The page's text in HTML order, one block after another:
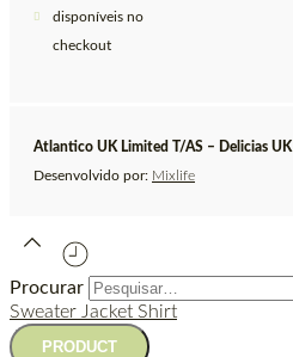
disponíveis no
checkout
Atlantico UK Limited T/AS – Delicias UK
Desenvolvido por: Mixlife
Procurar
Sweater Jacket Shirt